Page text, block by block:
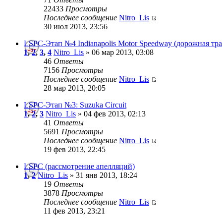
22433 Просмотры
Последнее сообщение Nitro_Lis
30 июл 2013, 23:56
LSPC-Этап №4 Indianapolis Motor Speedway (дорожная
1,2,3, 4 Nitro_Lis » 06 мар 2013, 03:08
46 Ответы
7156 Просмотры
Последнее сообщение Nitro_Lis
28 мар 2013, 20:05
LSPC-Этап №3: Suzuka Circuit
1,2,3 Nitro_Lis » 04 фев 2013, 02:13
41 Ответы
5691 Просмотры
Последнее сообщение Nitro_Lis
19 фев 2013, 22:45
LSPC (рассмотрение апелляций)
1,2 Nitro_Lis » 31 янв 2013, 18:24
19 Ответы
3878 Просмотры
Последнее сообщение Nitro_Lis
11 фев 2013, 23:21